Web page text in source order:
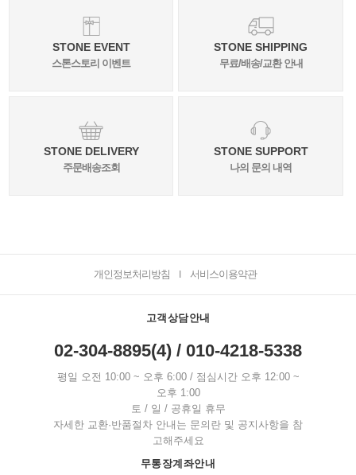
STONE EVENT
스톤스토리 이벤트
STONE SHIPPING
무료/배송/교환 안내
STONE DELIVERY
주문배송조회
STONE SUPPORT
나의 문의 내역
개인정보처리방침 서비스이용약관
고객상담안내
02-304-8895(4) / 010-4218-5338
평일 오전 10:00 ~ 오후 6:00 / 점심시간 오후 12:00 ~
오후 1:00
토 / 일 / 공휴일 휴무
자세한 교환·반품절차 안내는 문의란 및 공지사항을 참
고해주세요
무통장계좌안내